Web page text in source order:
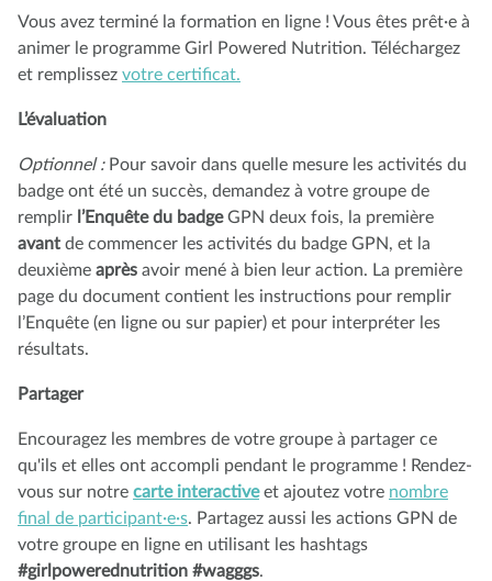
Vous avez terminé la formation en ligne ! Vous êtes prêt·e à
animer le programme Girl Powered Nutrition. Téléchargez
et remplissez votre certificat.
L’évaluation
Optionnel :Pour savoir dans quelle mesure les activités du
badge ont été un succès, demandez à votre groupe de
remplir l’Enquête du badgeGPN deux fois, la première
avant de commencer les activités du badge GPN, et la
deuxième après avoir mené à bien leur action. La première
page du document contient les instructions pour remplir
l’Enquête (en ligne ou sur papier) et pour interpréter les
résultats.
Partager
Encouragez les membres de votre groupe à partager ce
qu'ils et elles ont accompli pendant le programme ! Rendez-
vous sur notre carte interactiveet ajoutez votre nombre
final de participant·e·s. Partagez aussi les actions GPN de
votre groupe en ligne en utilisant les hashtags
#girlpowerednutrition #wagggs.